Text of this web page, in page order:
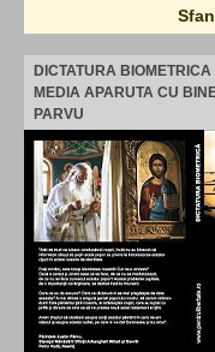
DICTATURA
MEDIA APARUTA CU
PARVU